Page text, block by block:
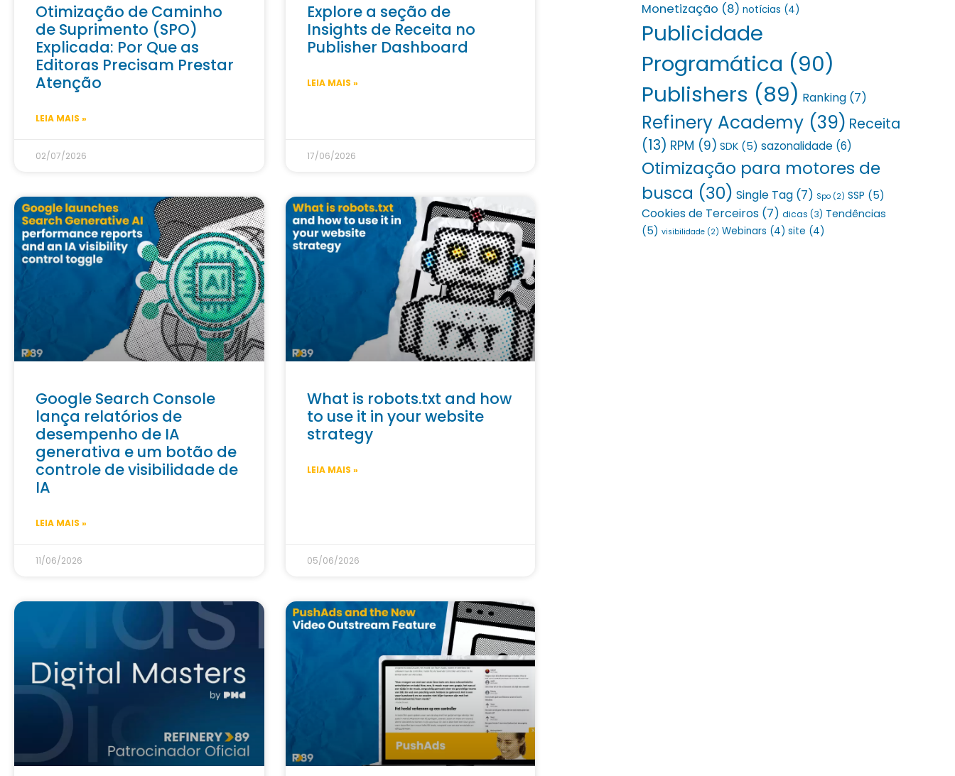
Otimização de Caminho
de Suprimento (SPO)
Explicada: Por Que as
Editoras Precisam Prestar
Atenção
LEIA MAIS »
02/07/2026
Explore a seção de
Insights de Receita no
Publisher Dashboard
LEIA MAIS »
17/06/2026
Google Search Console
lança relatórios de
desempenho de IA
generativa e um botão de
controle de visibilidade de
IA
LEIA MAIS »
11/06/2026
What is robots.txt and how
to use it in your website
strategy
LEIA MAIS »
05/06/2026
Monetização (8) notícias (4)
Publicidade
Programática (90)
Publishers (89) Ranking (7)
Refinery Academy (39) Receita
(13) RPM (9) SDK (5) sazonalidade (6)
Otimização para motores de
busca (30) Single Tag (7) Spo (2) SSP (5)
Cookies de Terceiros (7) dicas (3) Tendências
(5) visibilidade (2) Webinars (4) site (4)